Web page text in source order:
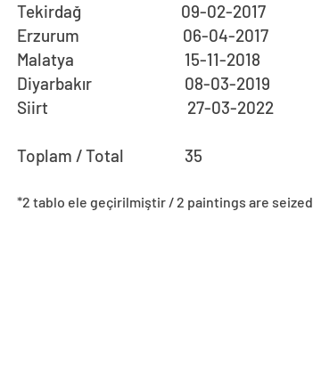
Tekirdağ 09-02-2017
Erzurum 06-04-2017
Malatya 15-11-2018
Diyarbakır 08-03-2019
Siirt 27-03-2022
Toplam / Total 35
*2 tablo ele geçirilmiştir / 2 paintings are seized